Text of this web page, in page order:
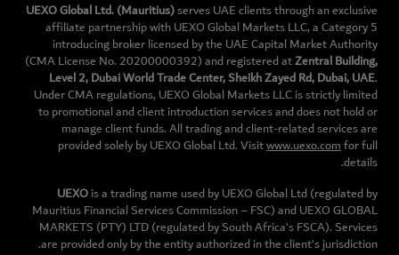
UEXO Global Ltd. (Mauritius)serves UAE clients through an exclusive
affiliate partnership with UEXO Global Markets LLC, a Category 5
introducing broker licensed by the UAE Capital Market Authority
(CMA License No. 20200000392) and registered atZentral Building,
Level 2, Dubai World Trade Center, Sheikh Zayed Rd, Dubai, UAE.
Under CMA regulations, UEXO Global Markets LLC is strictly limited
to promotional and client introduction services and does not hold or
manage client funds. All trading and client-related services are
provided solely by UEXO Global Ltd. Visitwww.uexo.comfor full
details.
UEXOis a trading name used by UEXO Global Ltd (regulated by
Mauritius Financial Services Commission – FSC) and UEXO GLOBAL
MARKETS (PTY) LTD (regulated by South Africa’s FSCA). Services
are provided only by the entity authorized in the client’s jurisdiction.